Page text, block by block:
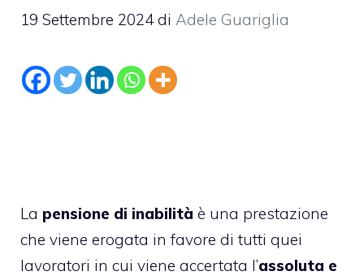
19 Settembre 2024 di Adele Guariglia
La pensione di inabilità è una prestazione
che viene erogata in favore di tutti quei
lavoratori in cui viene accertata l’assoluta e